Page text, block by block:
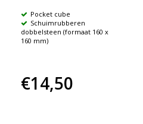
Pocket cube
Schuimrubberen
dobbelsteen (formaat 160 x
160 mm)
€14,50